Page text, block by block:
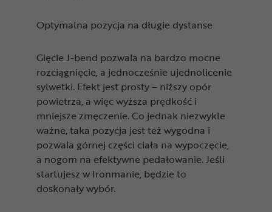
Optymalna pozycja na długie dystanse
Gięcie J-bend pozwala na bardzo mocne
rozciągnięcie, a jednocześnie ujednolicenie
sylwetki. Efekt jest prosty – niższy opór
powietrza, a więc wyższa prędkość i
mniejsze zmęczenie. Co jednak niezwykle
ważne, taka pozycja jest też wygodna i
pozwala górnej części ciała na wypoczęcie,
a nogom na efektywne pedałowanie. Jeśli
startujesz w Ironmanie, będzie to
doskonały wybór.